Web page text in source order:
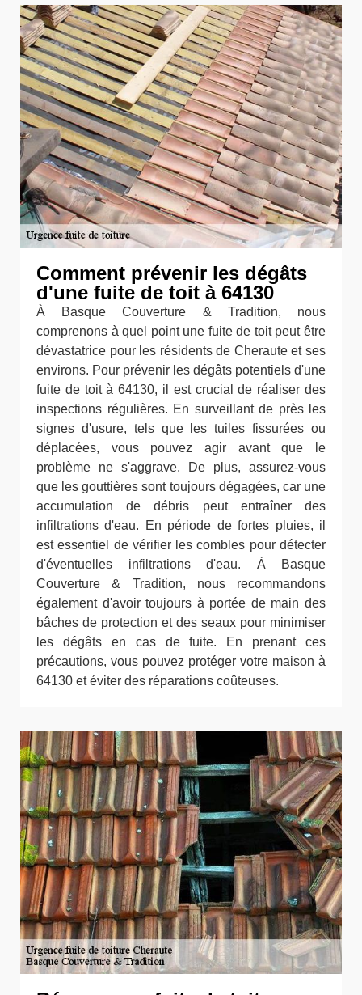
Comment prévenir les dégâts
d'une fuite de toit à 64130
À Basque Couverture & Tradition, nous
comprenons à quel point une fuite de toit peut être
dévastatrice pour les résidents de Cheraute et ses
environs. Pour prévenir les dégâts potentiels d'une
fuite de toit à 64130, il est crucial de réaliser des
inspections régulières. En surveillant de près les
signes d'usure, tels que les tuiles fissurées ou
déplacées, vous pouvez agir avant que le
problème ne s'aggrave. De plus, assurez-vous
que les gouttières sont toujours dégagées, car une
accumulation de débris peut entraîner des
infiltrations d'eau. En période de fortes pluies, il
est essentiel de vérifier les combles pour détecter
d'éventuelles infiltrations d'eau. À Basque
Couverture & Tradition, nous recommandons
également d'avoir toujours à portée de main des
bâches de protection et des seaux pour minimiser
les dégâts en cas de fuite. En prenant ces
précautions, vous pouvez protéger votre maison à
64130 et éviter des réparations coûteuses.